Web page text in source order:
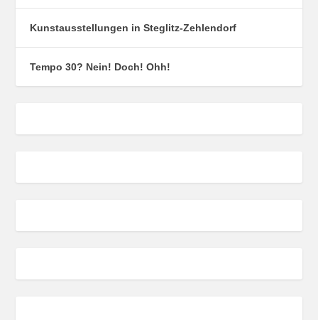
Kunstausstellungen in Steglitz-Zehlendorf
Tempo 30? Nein! Doch! Ohh!